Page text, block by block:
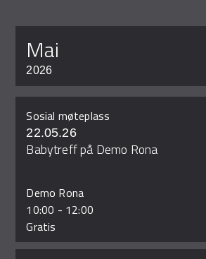
mai
2026
Sosial møteplass
22.05.26
Babytreff på Demo Rona
Demo Rona
10:00 - 12:00
Gratis